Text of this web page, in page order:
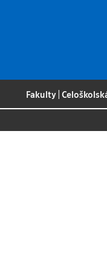
Fakulty |